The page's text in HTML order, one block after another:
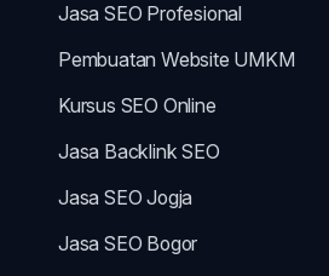
Jasa SEO Profesional
Pembuatan Website UMKM
Kursus SEO Online
Jasa Backlink SEO
Jasa SEO Jogja
Jasa SEO Bogor